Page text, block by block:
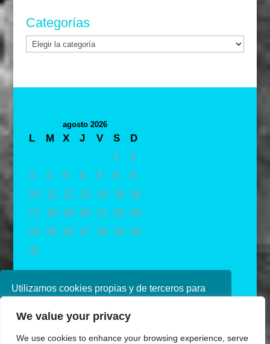
Utilizamos cookies propias y de terceros para
navegando, consideramos que acepta su uso.
We value your privacy
We use cookies to enhance your browsing experience, serve
Categorías
Categorías
agosto 2026
L M X J V S
D
1
2
3
4 5 6 7 8
9
10
11 12 13 14 15
16
17
18 19 20 21 22
23
24
25 26 27 28 29 30
31
« May